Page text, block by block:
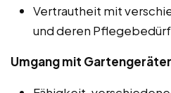
Vertrautheit mit
und deren
Umgang mit